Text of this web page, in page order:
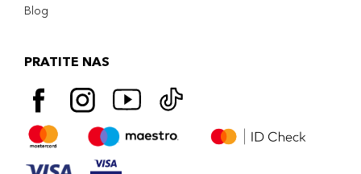
Blog
PRATITE NAS